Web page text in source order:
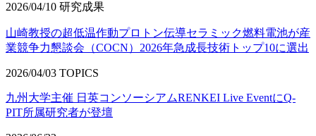
2026/04/10 研究成果
山崎教授の超低温作動プロトン伝導セラミック燃料電池が産
業競争力懇談会（COCN）2026年急成長技術トップ10に選出
2026/04/03 TOPICS
九州大学主催 日英コンソーシアムRENKEI Live EventにQ-
PIT所属研究者が登壇